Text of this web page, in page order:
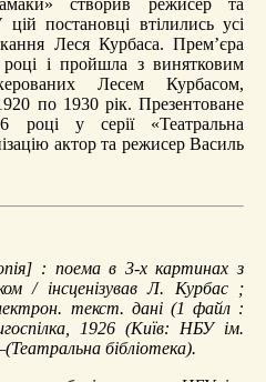
постановці втілились усі
Леся Курбаса. Прем’єра
році і пройшла з винятковим
Лесем Курбасом,
по 1930 рік. Презентоване
у серії «Театральна
актор та режисер Василь
: поема в 3-х картинах з
/ інсценізував Л. Курбас ;
текст. дані (1 файл :
1926 (Київ: НБУ ім.
бібліотека).